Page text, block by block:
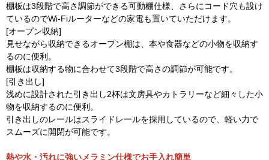
棚板は3段階で高さ調節ができる可動棚仕様、さらにコード穴も設け
ているのでWi-Fiルーターなどの家電も置いていただけます。
[オープン収納]
見せながら収納できるオープン棚は、本や食器などの小物を収納す
るのに便利。
棚板は収納する物に合わせて3段階で高さの調節が可能です。
[引き出し]
浅めに設計された引き出し2杯は文房具やカトラリーなど細々した小
物を収納するのに便利。
引き出しのレールはスライドレールを採用しているので、軽い力で
スムーズに開閉が可能です。
熱や水・汚れに強いメラミン仕様でお手入れ簡単